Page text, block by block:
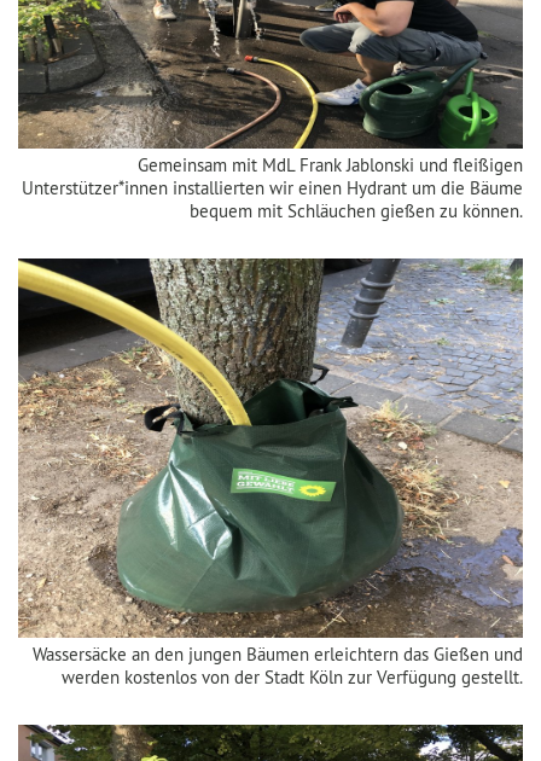
Gemeinsam mit MdL Frank Jablonski und fleißigen
Unterstützer*innen installierten wir einen Hydrant um die Bäume
bequem mit Schläuchen gießen zu können.
Wassersäcke an den jungen Bäumen erleichtern das Gießen und
werden kostenlos von der Stadt Köln zur Verfügung gestellt.